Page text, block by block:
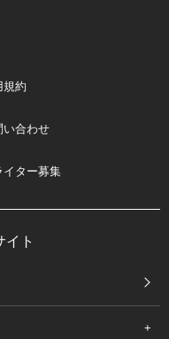
規約
い合わせ
イター募集
イト